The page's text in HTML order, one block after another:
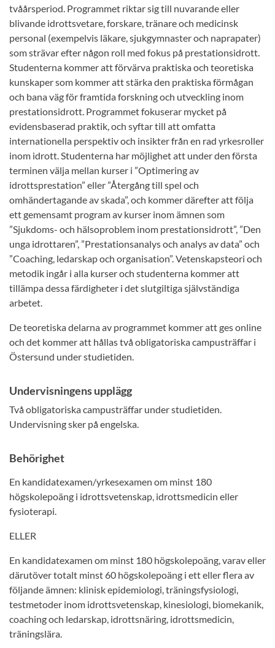
tvåårsperiod. Programmet riktar sig till nuvarande eller
blivande idrottsvetare, forskare, tränare och medicinsk
personal (exempelvis läkare, sjukgymnaster och naprapater)
som strävar efter någon roll med fokus på prestationsidrott.
Studenterna kommer att förvärva praktiska och teoretiska
kunskaper som kommer att stärka den praktiska förmågan
och bana väg för framtida forskning och utveckling inom
prestationsidrott. Programmet fokuserar mycket på
evidensbaserad praktik, och syftar till att omfatta
internationella perspektiv och insikter från en rad yrkesroller
inom idrott. Studenterna har möjlighet att under den första
terminen välja mellan kurser i ”Optimering av
idrottsprestation” eller ”Återgång till spel och
omhändertagande av skada”, och kommer därefter att följa
ett gemensamt program av kurser inom ämnen som
”Sjukdoms- och hälsoproblem inom prestationsidrott”, ”Den
unga idrottaren”, ”Prestationsanalys och analys av data” och
”Coaching, ledarskap och organisation”. Vetenskapsteori och
metodik ingår i alla kurser och studenterna kommer att
tillämpa dessa färdigheter i det slutgiltiga självständiga
arbetet.
De teoretiska delarna av programmet kommer att ges online
och det kommer att hållas två obligatoriska campusträffar i
Östersund under studietiden.
Undervisningens upplägg
Två obligatoriska campusträffar under studietiden.
Undervisning sker på engelska.
Behörighet
En kandidatexamen/yrkesexamen om minst 180
högskolepoäng i idrottsvetenskap, idrottsmedicin eller
fysioterapi.
ELLER
En kandidatexamen om minst 180 högskolepoäng, varav eller
därutöver totalt minst 60 högskolepoäng i ett eller flera av
följande ämnen: klinisk epidemiologi, träningsfysiologi,
testmetoder inom idrottsvetenskap, kinesiologi, biomekanik,
coaching och ledarskap, idrottsnäring, idrottsmedicin,
träningslära.